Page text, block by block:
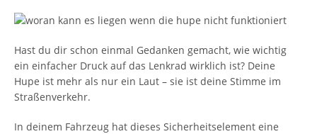
Hast du dir schon einmal Gedanken gemacht, wie wichtig
ein einfacher Druck auf das Lenkrad wirklich ist? Deine
Hupe ist mehr als nur ein Laut – sie ist deine Stimme im
Straßenverkehr.
In deinem Fahrzeug hat dieses Sicherheitselement eine